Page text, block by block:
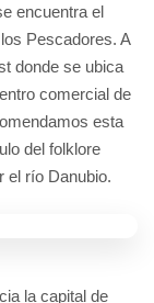
encuentra el
Pescadores. A
donde se ubica
comercial de
esta
del folklore
el río Danubio.
la capital de